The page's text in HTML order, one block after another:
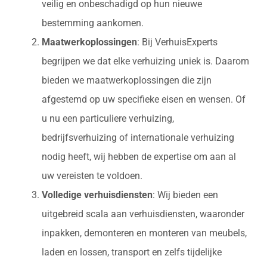
veilig en onbeschadigd op hun nieuwe
bestemming aankomen.
Maatwerkoplossingen: Bij VerhuisExperts
begrijpen we dat elke verhuizing uniek is. Daarom
bieden we maatwerkoplossingen die zijn
afgestemd op uw specifieke eisen en wensen. Of
u nu een particuliere verhuizing,
bedrijfsverhuizing of internationale verhuizing
nodig heeft, wij hebben de expertise om aan al
uw vereisten te voldoen.
Volledige verhuisdiensten: Wij bieden een
uitgebreid scala aan verhuisdiensten, waaronder
inpakken, demonteren en monteren van meubels,
laden en lossen, transport en zelfs tijdelijke